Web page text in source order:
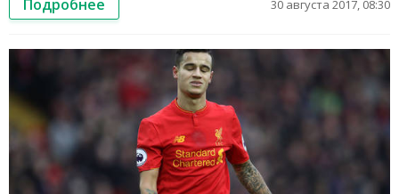
Подробнее 30 августа 2017, 08:30